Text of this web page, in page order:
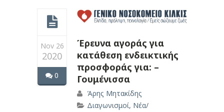
Nov 26
2020
0
Έρευνα αγοράς για
κατάθεση ενδεικτικής
προσφοράς για: –
Γουμένισσα
Άρης Μητακίδης
Διαγωνισμοί, Νέα/